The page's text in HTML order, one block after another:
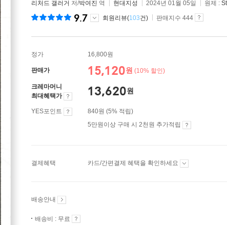
리처드 갤러거 저/박여진 역 현대지성 2024년 01월 05일 원제 :
9.7 회원리뷰(103건) 판매지수 444
정가 16,800원
판매가 15,120원 (10% 할인)
크레마머니
최대혜택가
13,620원
YES포인트
840원 (5% 적립)
5만원이상 구매 시 2천원 추가적립
결제혜택 카드/간편결제 혜택을 확인하세요
배송안내
배송비 : 무료